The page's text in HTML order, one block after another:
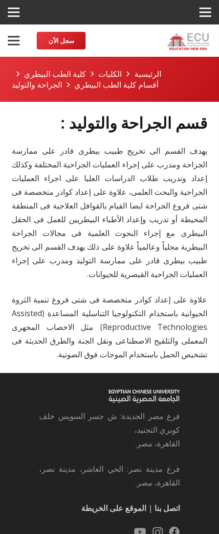
سجل الآن
الرئيسية الكليات
كلية الطب البيطري
أقسام كلية الطب البيطري
الجراحة والتوليد
قسم الجراحة والتوليد :
يهدف القسم الى تخريج طبيب بيطرى قادر على ممارسة
الجراحة ومدرب على إجراء العمليات الجراحية المختلفة وكذلك
إعداد وتدريب طلاب الدراسات العليا على اجراء العمليات
الجراحية والبحث العلمى، علاوة على إعداد كوادر متخصصة فى
شتى فروع الجراحة ايضا القيام بالقوافل العلاجية فى المنطقة
المحيطة أو تدريب وإعداد الأطباء البيطريين للعمل فى الحقل
البيطرى مع إجراء البحوث العلمية فى مجالات الجراحة
البيطرية محلياً وعالمياً علاوة على ذلك يهدف القسم الى تخريج
طبيب بيطرى قادر على ممارسة التوليد ومدرب على إجراء
العمليات الجراحية القيصرية للحيوانات.
علاوة على إعداد كوادر متخصصة فى شتى فروع تنمية الثروة
الحيوانية باستخدام التكنولوجيا التناسلية المساعدة (Assisted
Reproductive Technologies) مثل الاخصاب المجهرى
المعملى والتلقيح الاصطناعى ونقل الجنة والطرق الحديثة فى
تشخيص الحمل باستخدام الموجات فوق الصوتية.
فرع مصر الجديدة: ش جسر السويس خلف
كوبري التجنيد،
القاهرة، مصر.
فرع مدينة نصر: الحي العاشر، مدينة نصر،
القاهرة، مصر.
اتصل بنا | الموقع على الخريطة